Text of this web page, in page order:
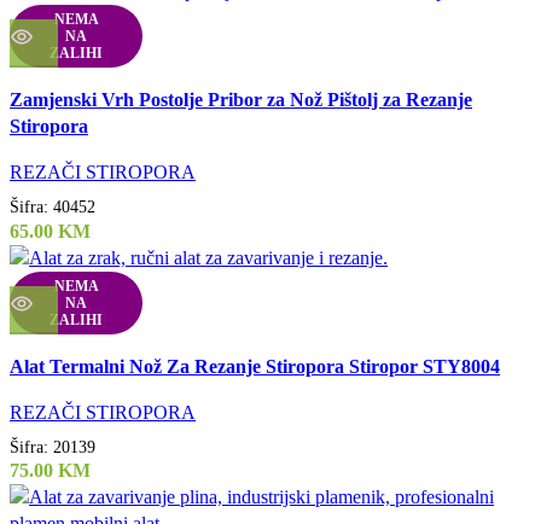
NEMA
NA
ZALIHI
Quick view
Dodaj u listu želja
Zamjenski Vrh Postolje Pribor za Nož Pištolj za Rezanje
Stiropora
REZAČI STIROPORA
Šifra: 40452
65.00 KM
NEMA
NA
ZALIHI
Quick view
Dodaj u listu želja
Alat Termalni Nož Za Rezanje Stiropora Stiropor STY8004
REZAČI STIROPORA
Šifra: 20139
75.00 KM